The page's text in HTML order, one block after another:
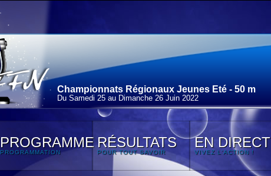
Championnats Régionaux Jeunes Eté - 50 m
Du Samedi 25 au Dimanche 26 Juin 2022
PROGRAMME
PROGRAMMATION
RÉSULTATS
POUR TOUT SAVOIR
EN DIRECT
VIVEZ L'ACTION !